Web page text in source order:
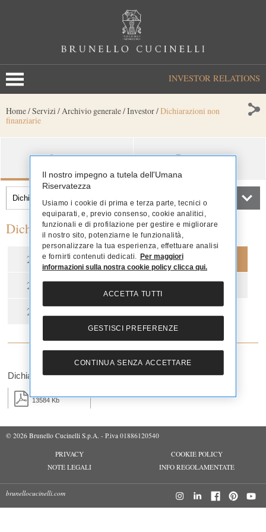
INVESTOR RELATIONS
Home/Servizi /Archivio generale/Investor/Dichiarazioni non
finanziarie
Investor Governance
Dichiarazioni non finanziarie
2025 2024 2023
2021
2020 2019
2018
2017
Dichiarazione Consolidata Non Finanziaria 2022
13584 Kb
© 2026 Brunello Cucinelli S.p.A. - P.iva 01886120540
PRIVACY
COOKIE POLICY
NOTE LEGALI
INFO REGOLAMENTATE
brunellocucinelli.com
Il nostro impegno a tutela dell'Umana
Riservatezza
Usiamo i cookie di prima e terza parte, tecnici o
equiparati, e, previo consenso, cookie analitici,
funzionali e di profilazione per gestire e migliorare
il nostro sito, potenziarne le funzionalità,
personalizzare la tua esperienza, effettuare analisi
e fornirti contenuti dedicati.
Per maggiori
informazioni sulla nostra cookie policy clicca qui.
CONTINUA SENZA ACCETTARE
ACCETTA TUTTI
GESTISCI PREFERENZE